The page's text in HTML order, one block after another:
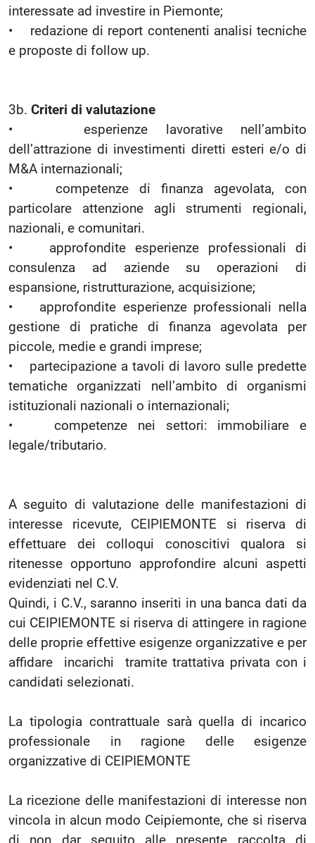
interessate ad investire in Piemonte;
• redazione di report contenenti analisi tecniche
e proposte di follow up.
3b. Criteri di valutazione
• esperienze lavorative nell’ambito
dell’attrazione di investimenti diretti esteri e/o di
M&A internazionali;
• competenze di finanza agevolata, con
particolare attenzione agli strumenti regionali,
nazionali, e comunitari.
• approfondite esperienze professionali di
consulenza ad aziende su operazioni di
espansione, ristrutturazione, acquisizione;
• approfondite esperienze professionali nella
gestione di pratiche di finanza agevolata per
piccole, medie e grandi imprese;
• partecipazione a tavoli di lavoro sulle predette
tematiche organizzati nell’ambito di organismi
istituzionali nazionali o internazionali;
• competenze nei settori: immobiliare e
legale/tributario.
A seguito di valutazione delle manifestazioni di
interesse ricevute, CEIPIEMONTE si riserva di
effettuare dei colloqui conoscitivi qualora si
ritenesse opportuno approfondire alcuni aspetti
evidenziati nel C.V.
Quindi, i C.V., saranno inseriti in una banca dati da
cui CEIPIEMONTE si riserva di attingere in ragione
delle proprie effettive esigenze organizzative e per
affidare incarichi tramite trattativa privata con i
candidati selezionati.
La tipologia contrattuale sarà quella di incarico
professionale in ragione delle esigenze
organizzative di CEIPIEMONTE
La ricezione delle manifestazioni di interesse non
vincola in alcun modo Ceipiemonte, che si riserva